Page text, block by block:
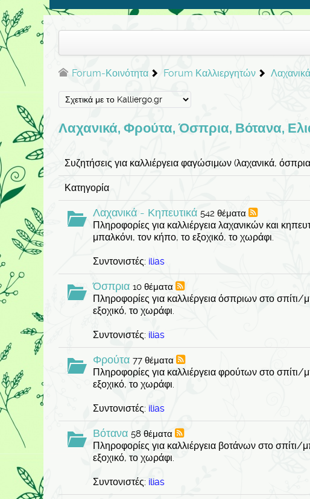
Forum-Κοινότητα Forum Καλλιεργητών
Λαχανικά, Φρούτα, Όσπρια, Βότανα,
Συζητήσεις για καλλιέργεια φαγώσιμων (λαχανικά,
Κατηγορία
Λαχανικά - Κηπευτικά 542 θέματα
Πληροφορίες για καλλιέργεια λαχανικών και
μπαλκόνι, τον κήπο, το εξοχικό, το χωράφι.
Συντονιστές: ilias
Όσπρια 10 θέματα
Πληροφορίες για καλλιέργεια όσπριων στο σπίτι/
εξοχικό, το χωράφι.
Συντονιστές: ilias
Φρούτα 77 θέματα
Πληροφορίες για καλλιέργεια φρούτων στο σπίτι/
εξοχικό, το χωράφι.
Συντονιστές: ilias
Βότανα 58 θέματα
Πληροφορίες για καλλιέργεια βοτάνων στο σπίτι/
εξοχικό, το χωράφι.
Συντονιστές: ilias